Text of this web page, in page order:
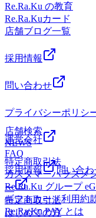
りお待ちしておりま
骨ストレッチ】と【
系ボディケア
パサージオ西新井
その場ですぐに贈る
メッセージカードも
えない感謝の気持ち
フトの購入方法はと
グループ公式ギフト
選んで、クレジット
MasterCard、JCB、
https://reraku.egift-
今年の父の日や特別
康と癒やしの時間」
での2週間限定のチ
くチェックしてみて
な方のご来店を、ス
す！
し、眼精疲労の緩和
クリームやジェルを
す。 この他、様々の
決めずお時間のみの
お越しくださいね。
疲れが60～70%くら
以上のコースをおす
よりお待ちしていま
マッサージよりも気
盤ストレッチ】を取
パサージオ西新井店
123-0843東京都足立
～21:00
Re.Ra.Ku の教育
Re.Ra.Kuカード
店舗ブログ一覧
採用情報
問い合わせ
プライバシーポリシ
運営会社
特定商取引法
カスタマーハラスメ
Re.Ra.Ku グループ
ギフトカード利用約
Re.Ra.Ku PAY とは
店舗検索
NEWS
FAQ
採用情報
問い合
ー
特定商取引法
はじめての方